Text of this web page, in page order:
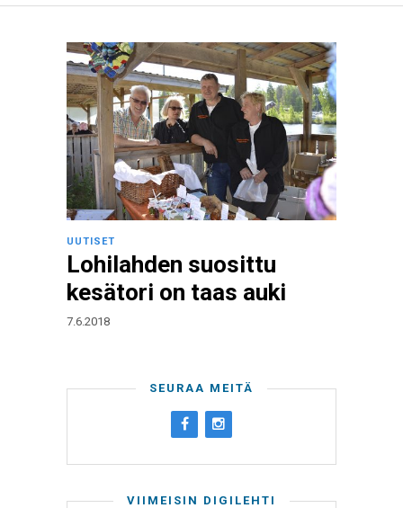
UUTISET
Lohilahden suosittu
kesätori on taas auki
7.6.2018
SEURAA MEITÄ
VIIMEISIN DIGILEHTI